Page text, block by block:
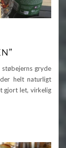
gryde
helt naturligt
gjort let, virkelig